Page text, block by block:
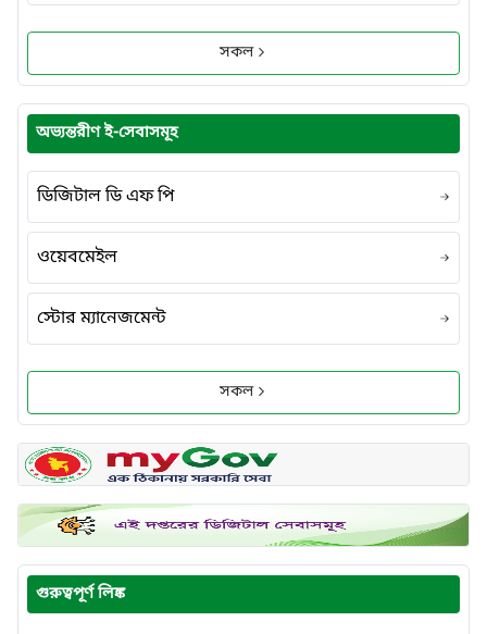
সকল
অভ্যন্তরীণ ই-সেবাসমূহ
ডিজিটাল ডি এফ পি
ওয়েবমেইল
স্টোর ম্যানেজমেন্ট
সকল
গুরুত্বপূর্ণ লিঙ্ক